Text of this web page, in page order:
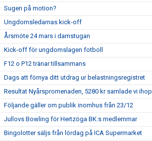
Sugen på motion?
Ungdomsledarnas kick-off
Årsmöte 24 mars i damstugan
Kick-off för ungdomslagen fotboll
F12 o P12 tränar tillsammans
Dags att förnya ditt utdrag ur belastningsregistret
Resultat Nyårspromenaden, 5280 kr samlade vi ihop
Följande gäller om publik inomhus från 23/12
Jullovs Bowling för Hertzöga BK:s medlemmar
Bingolotter säljs från lördag på ICA Supermarket